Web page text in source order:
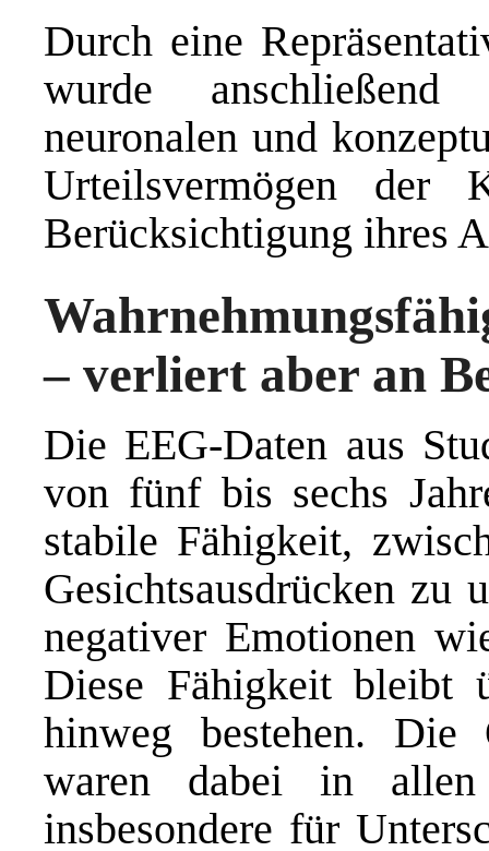
Durch eine
wurde
neuronalen und
Urteilsvermögen der
Berücksichtigung ihres
– verliert aber an
Die EEG-Daten aus
von fünf bis sechs
stabile Fähigkeit,
Gesichtsausdrücken zu
negativer Emotionen
Diese Fähigkeit bleibt
hinweg bestehen. Die
waren dabei in allen
insbesondere für